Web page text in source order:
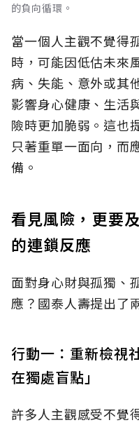
的負向循環。
當一個人主觀不覺得
時，可能因低估未來
病、失能、意外或其
影響身心健康、生活
險時更加脆弱。這也
只著重單一面向，而
備。
看見風險，更要
的連鎖反應
面對身心財與孤獨、
應？國泰人壽提出了
行動一：重新檢視
在獨處盲點」
許多人主觀感受不覺